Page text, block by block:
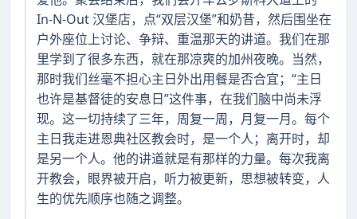
In-N-Out 汉堡店，点“双层汉堡”和奶昔，然后围坐在
户外座位上讨论、争辩、重温那天的讲道。我们在那
里学到了很多东西，就在那凉爽的加州夜晚。当然，
那时我们丝毫不担心主日外出用餐是否合宜；“主日
也许是基督徒的安息日”这件事，在我们脑中尚未浮
现。这一切持续了三年，周复一周，月复一月。每个
主日我走进恩典社区教会时，是一个人；离开时，却
是另一个人。他的讲道就是有那样的力量。每次我离
开教会，眼界被开启，听力被更新，思想被转变，人
生的优先顺序也随之调整。